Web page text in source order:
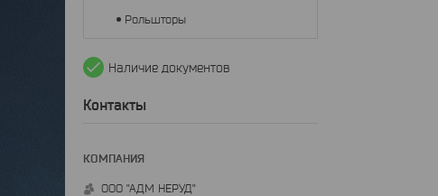
Рольшторы
Наличие документов
Контакты
ООО "АДМ НЕРУД"